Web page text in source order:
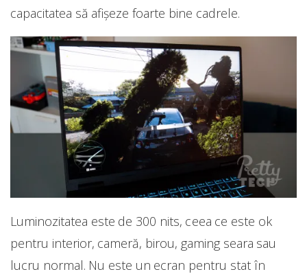
capacitatea să afișeze foarte bine cadrele.
Luminozitatea este de 300 nits, ceea ce este ok
pentru interior, cameră, birou, gaming seara sau
lucru normal. Nu este un ecran pentru stat în